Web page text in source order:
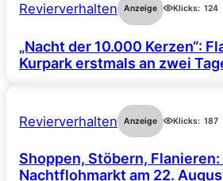
Revierverhalten Anzeige Klicks: 124
„Nacht der 10.000 Kerzen“:
Kurpark erstmals an zwei
Revierverhalten Anzeige Klicks: 187
Shoppen, Stöbern, Flanieren:
Nachtflohmarkt am 22.